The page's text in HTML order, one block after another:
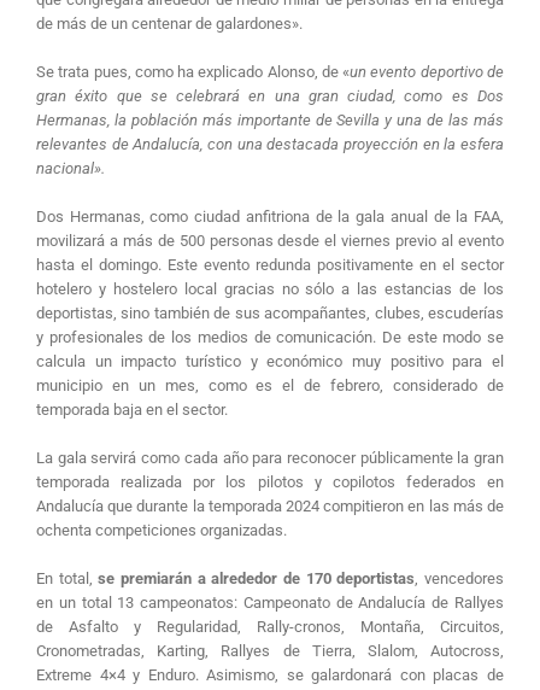
de más de un centenar de galardones».
Se trata pues, como ha explicado Alonso, de «un evento deportivo de
gran éxito que se celebrará en una gran ciudad, como es Dos
Hermanas, la población más importante de Sevilla y una de las más
relevantes de Andalucía, con una destacada proyección en la esfera
nacional».
Dos Hermanas, como ciudad anfitriona de la gala anual de la FAA,
movilizará a más de 500 personas desde el viernes previo al evento
hasta el domingo. Este evento redunda positivamente en el sector
hotelero y hostelero local gracias no sólo a las estancias de los
deportistas, sino también de sus acompañantes, clubes, escuderías
y profesionales de los medios de comunicación. De este modo se
calcula un impacto turístico y económico muy positivo para el
municipio en un mes, como es el de febrero, considerado de
temporada baja en el sector.
La gala servirá como cada año para reconocer públicamente la gran
temporada realizada por los pilotos y copilotos federados en
Andalucía que durante la temporada 2024 compitieron en las más de
ochenta competiciones organizadas.
En total,se premiarán a alrededor de 170 deportistas, vencedores
en un total 13 campeonatos: Campeonato de Andalucía de Rallyes
de Asfalto y Regularidad, Rally-cronos, Montaña, Circuitos,
Cronometradas, Karting, Rallyes de Tierra, Slalom, Autocross,
Extreme 4×4 y Enduro. Asimismo, se galardonará con placas de